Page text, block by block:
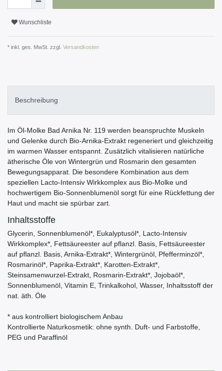
Wunschliste
* inkl. ges. MwSt. zzgl. Versandkosten
Beschreibung
Im Öl-Molke Bad Arnika Nr. 119 werden beanspruchte Muskeln
und Gelenke durch Bio-Arnika-Extrakt regeneriert und gleichzeitig
im warmen Wasser entspannt. Zusätzlich vitalisieren natürliche
ätherische Öle von Wintergrün und Rosmarin den gesamten
Bewegungsapparat. Die besondere Kombination aus dem
speziellen Lacto-Intensiv Wirkkomplex aus Bio-Molke und
hochwertigem Bio-Sonnenblumenöl sorgt für eine Rückfettung der
Haut und macht sie spürbar zart.
Inhaltsstoffe
Glycerin, Sonnenblumenöl*, Eukalyptusöl*, Lacto-Intensiv
Wirkkomplex*, Fettsäureester auf pflanzl. Basis, Fettsäureester
auf pflanzl. Basis, Arnika-Extrakt*, Wintergrünöl, Pfefferminzöl*,
Rosmarinöl*, Paprika-Extrakt*, Karotten-Extrakt*,
Steinsamenwurzel-Extrakt, Rosmarin-Extrakt*, Jojobaöl*,
Sonnenblumenöl, Vitamin E, Trinkalkohol, Wasser, Inhaltsstoff der
nat. äth. Öle
* aus kontrolliert biologischem Anbau
Kontrollierte Naturkosmetik: ohne synth. Duft- und Farbstoffe,
PEG und Paraffinöl